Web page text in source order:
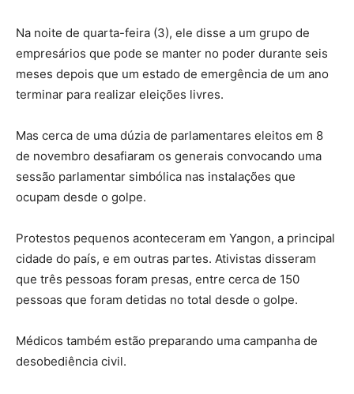
Na noite de quarta-feira (3), ele disse a um grupo de
empresários que pode se manter no poder durante seis
meses depois que um estado de emergência de um ano
terminar para realizar eleições livres.
Mas cerca de uma dúzia de parlamentares eleitos em 8
de novembro desafiaram os generais convocando uma
sessão parlamentar simbólica nas instalações que
ocupam desde o golpe.
Protestos pequenos aconteceram em Yangon, a principal
cidade do país, e em outras partes. Ativistas disseram
que três pessoas foram presas, entre cerca de 150
pessoas que foram detidas no total desde o golpe.
Médicos também estão preparando uma campanha de
desobediência civil.